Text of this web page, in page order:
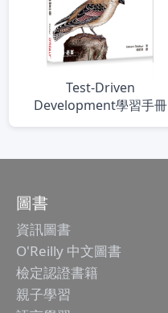
Test-Driven
Development學習手冊
圖書
資訊圖書
O'Reilly 中文圖書
檢定認證書籍
親子學習